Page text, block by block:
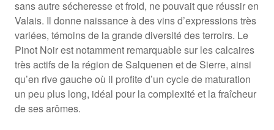
sans autre sécheresse et froid, ne pouvait que réussir en
Valais. Il donne naissance à des vins d’expressions très
variées, témoins de la grande diversité des terroirs. Le
Pinot Noir est notamment remarquable sur les calcaires
très actifs de la région de Salquenen et de Sierre, ainsi
qu’en rive gauche où il profite d’un cycle de maturation
un peu plus long, idéal pour la complexité et la fraîcheur
de ses arômes.